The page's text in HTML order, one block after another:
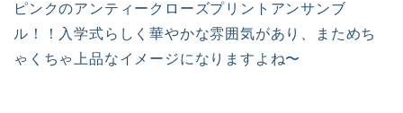
ピンクのアンティークローズプリントアンサンブ
ル！！入学式らしく華やかな雰囲気があり、まためち
ゃくちゃ上品なイメージになりますよね〜